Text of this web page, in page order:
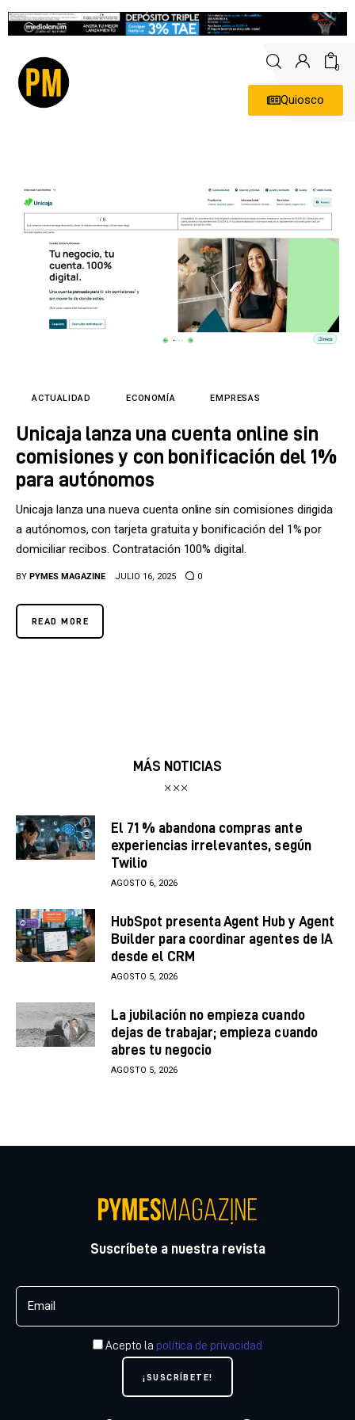
0
Quiosco
Empresas
Entrevistas
Cultura
LifeStyle
Directorio
ACTUALIDAD ECONOMÍA EMPRESAS
Unicaja lanza una cuenta online sin
comisiones y con bonificación del 1%
para autónomos
Unicaja lanza una nueva cuenta online sin comisiones dirigida
a autónomos, con tarjeta gratuita y bonificación del 1% por
domiciliar recibos. Contratación 100% digital.
BY PYMES MAGAZINE JULIO 16, 2025 0
READ MORE
MÁS NOTICIAS
El 71 % abandona compras ante
experiencias irrelevantes, según
Twilio
AGOSTO 6, 2026
HubSpot presenta Agent Hub y Agent
Builder para coordinar agentes de IA
desde el CRM
AGOSTO 5, 2026
La jubilación no empieza cuando
dejas de trabajar; empieza cuando
abres tu negocio
AGOSTO 5, 2026
Suscríbete a nuestra revista
Acepto la política de privacidad